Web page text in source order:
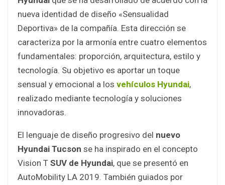
nueva identidad de diseño «Sensualidad
Deportiva» de la compañía. Esta dirección se
caracteriza por la armonía entre cuatro elementos
fundamentales: proporción, arquitectura, estilo y
tecnología. Su objetivo es aportar un toque
sensual y emocional a los vehículos Hyundai,
realizado mediante tecnología y soluciones
innovadoras.
El lenguaje de diseño progresivo del nuevo
Hyundai Tucson se ha inspirado en el concepto
Vision T SUV de Hyundai, que se presentó en
AutoMobility LA 2019. También guiados por